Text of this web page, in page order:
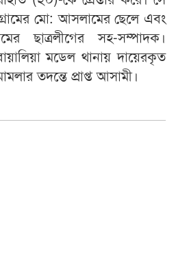
মো: আসলামের ছেলে এবং
ছাত্রলীগের সহ-সম্পাদক।
মডেল থানায় দায়েরকৃত
তদন্তে প্রাপ্ত আসামী।